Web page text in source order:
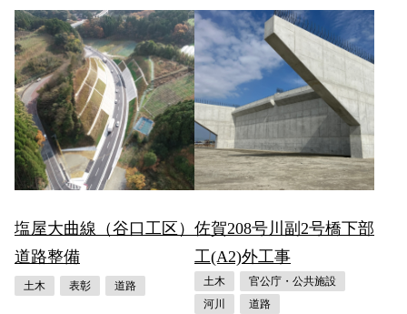
塩屋大曲線（谷口工区）
道路整備
土木 表彰 道路
佐賀208号川副2号橋下部
工(A2)外工事
土木
官公庁・公共施設
河川
道路